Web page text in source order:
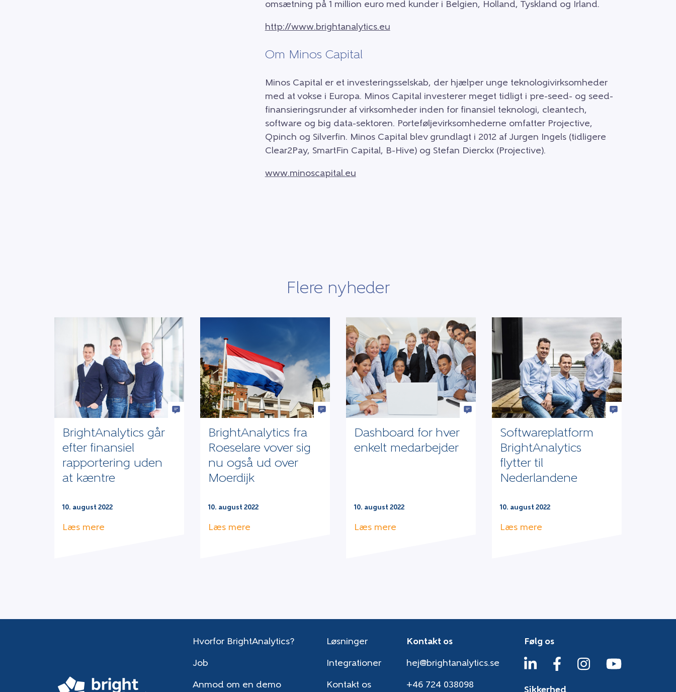
omsætning på 1 million euro med kunder i Belgien, Holland, Tyskland og Irland.
http://www.brightanalytics.eu
Om Minos Capital
Minos Capital er et investeringsselskab, der hjælper unge teknologivirksomheder
med at vokse i Europa. Minos Capital investerer meget tidligt i pre-seed- og seed-
finansieringsrunder af virksomheder inden for finansiel teknologi, cleantech,
software og big data-sektoren. Porteføljevirksomhederne omfatter Projective,
Qpinch og Silverfin. Minos Capital blev grundlagt i 2012 af Jurgen Ingels (tidligere
Clear2Pay, SmartFin Capital, B-Hive) og Stefan Dierckx (Projective).
www.minoscapital.eu
Flere nyheder
BrightAnalytics går
efter finansiel
rapportering uden
at kæntre
10. august 2022
Læs mere
BrightAnalytics fra
Roeselare vover sig
nu også ud over
Moerdijk
10. august 2022
Læs mere
Dashboard for hver
enkelt medarbejder
10. august 2022
Læs mere
Softwareplatform
BrightAnalytics
flytter til
Nederlandene
10. august 2022
Læs mere
Hvorfor BrightAnalytics? Løsninger
Job Integrationer
Anmod om en demo Kontakt os
Kontakt os
hej@brightanalytics.se
+46 724 038098
Følg os